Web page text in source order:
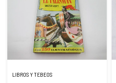
LIBROS Y TEBEOS